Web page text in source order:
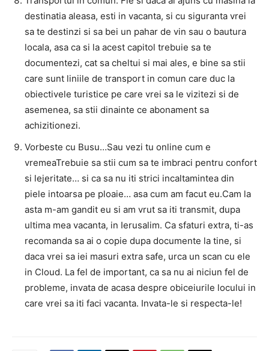
destinatia aleasa, esti in vacanta, si cu siguranta vrei
sa te destinzi si sa bei un pahar de vin sau o bautura
locala, asa ca si la acest capitol trebuie sa te
documentezi, cat sa cheltui si mai ales, e bine sa stii
care sunt liniile de transport in comun care duc la
obiectivele turistice pe care vrei sa le vizitezi si de
asemenea, sa stii dinainte ce abonament sa
achizitionezi.
Vorbeste cu Busu…Sau vezi tu online cum e
vremeaTrebuie sa stii cum sa te imbraci pentru confort
si lejeritate… si ca sa nu iti strici incaltamintea din
piele intoarsa pe ploaie… asa cum am facut eu.Cam la
asta m-am gandit eu si am vrut sa iti transmit, dupa
ultima mea vacanta, in Ierusalim. Ca sfaturi extra, ti-as
recomanda sa ai o copie dupa documente la tine, si
daca vrei sa iei masuri extra safe, urca un scan cu ele
in Cloud. La fel de important, ca sa nu ai niciun fel de
probleme, invata de acasa despre obiceiurile locului in
care vrei sa iti faci vacanta. Invata-le si respecta-le!